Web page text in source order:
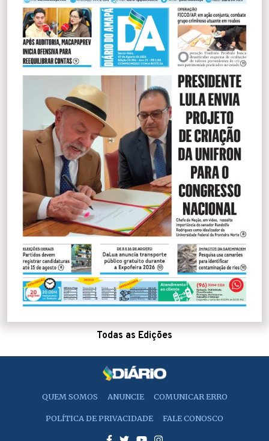
Todas as Edições
QUEM SOMOS ANUNCIE COMUNICAR ERRO
POLÍTICA DE PRIVACIDADE FALE CONOSCO